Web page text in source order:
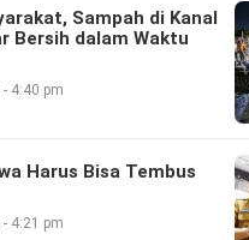
Sampah di Kanal
Bersih dalam Waktu
4:40 pm
Harus Bisa Tembus
4:21 pm